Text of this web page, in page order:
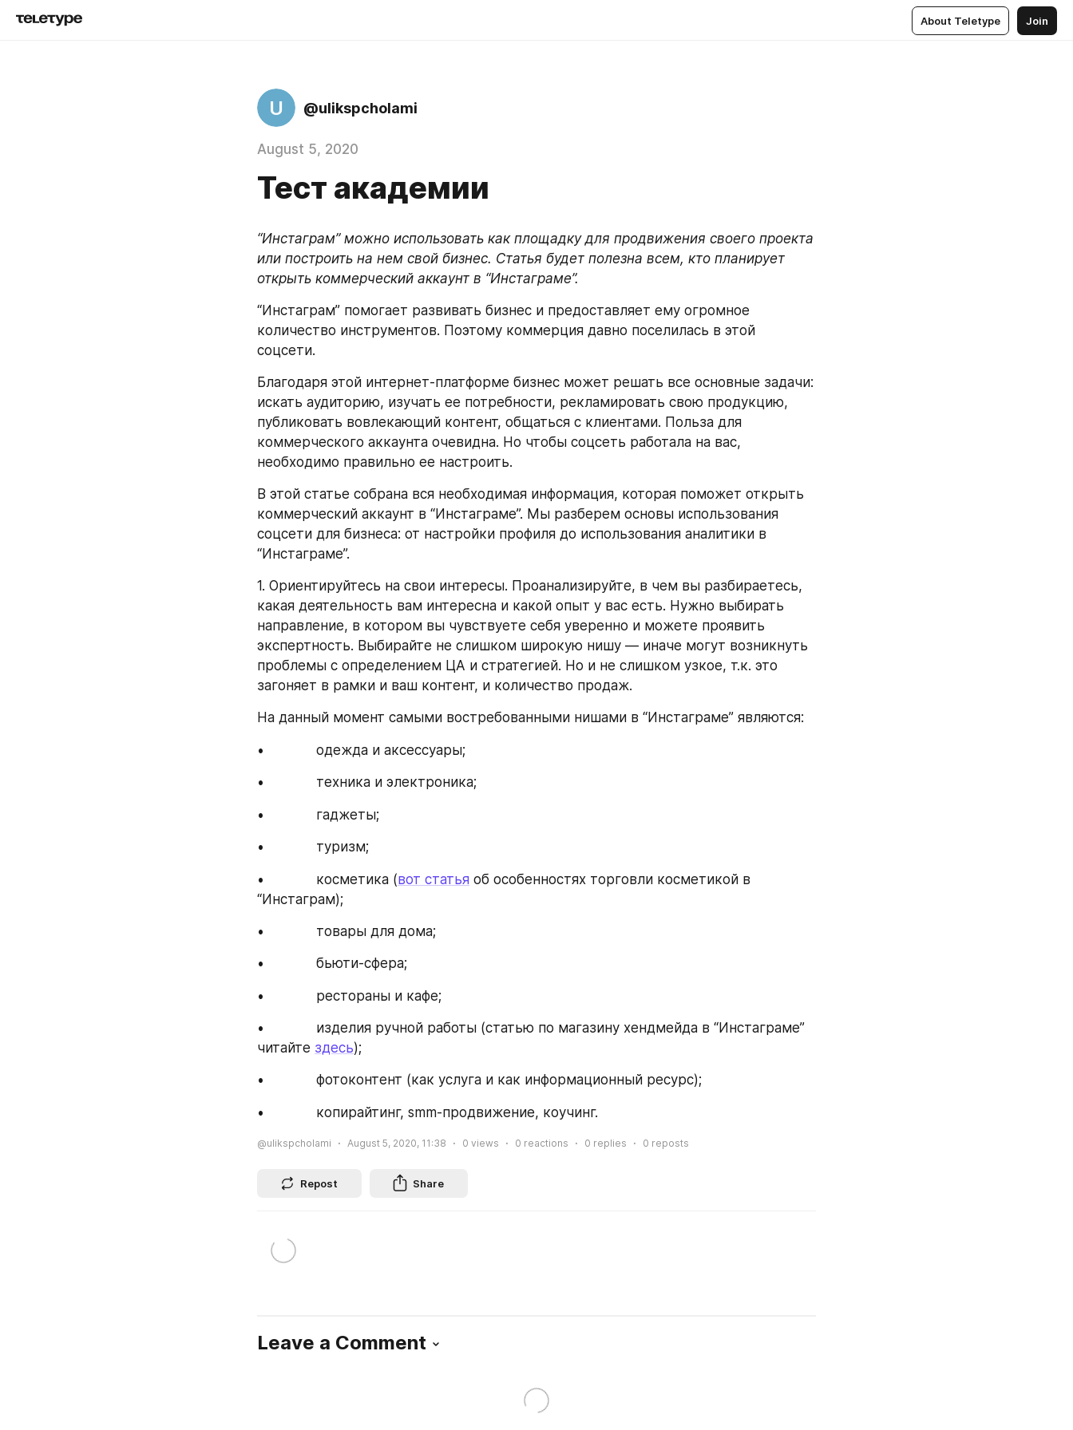
About Teletype Join
U @ulikspcholami
August 5, 2020
Тест академии
“Инстаграм” можно использовать как площадку для продвижения своего проекта
или построить на нем свой бизнес. Статья будет полезна всем, кто планирует
открыть коммерческий аккаунт в “Инстаграме”.
“Инстаграм” помогает развивать бизнес и предоставляет ему огромное
количество инструментов. Поэтому коммерция давно поселилась в этой
соцсети.
Благодаря этой интернет-платформе бизнес может решать все основные задачи:
искать аудиторию, изучать ее потребности, рекламировать свою продукцию,
публиковать вовлекающий контент, общаться с клиентами. Польза для
коммерческого аккаунта очевидна. Но чтобы соцсеть работала на вас,
необходимо правильно ее настроить.
В этой статье собрана вся необходимая информация, которая поможет открыть
коммерческий аккаунт в “Инстаграме”. Мы разберем основы использования
соцсети для бизнеса: от настройки профиля до использования аналитики в
“Инстаграме”.
1. Ориентируйтесь на свои интересы. Проанализируйте, в чем вы разбираетесь,
какая деятельность вам интересна и какой опыт у вас есть. Нужно выбирать
направление, в котором вы чувствуете себя уверенно и можете проявить
экспертность. Выбирайте не слишком широкую нишу — иначе могут возникнуть
проблемы с определением ЦА и стратегией. Но и не слишком узкое, т.к. это
загоняет в рамки и ваш контент, и количество продаж.
На данный момент самыми востребованными нишами в “Инстаграме” являются:
•             одежда и аксессуары;
•             техника и электроника;
•             гаджеты;
•             туризм;
•             косметика (вот статья об особенностях торговли косметикой в
“Инстаграм);
•             товары для дома;
•             бьюти-сфера;
•             рестораны и кафе;
•             изделия ручной работы (статью по магазину хендмейда в “Инстаграме”
читайте здесь);
•             фотоконтент (как услуга и как информационный ресурс);
•             копирайтинг, smm-продвижение, коучинг.
@ulikspcholami August 5, 2020, 11:38 0 views 0 reactions 0 replies 0 reposts
Repost Share
Leave a Comment